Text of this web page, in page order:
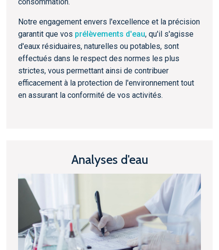
Notre engagement envers l'excellence et la précision
garantit que vos prélèvements d'eau, qu'il s'agisse
d'eaux résiduaires, naturelles ou potables, sont
effectués dans le respect des normes les plus
strictes, vous permettant ainsi de contribuer
efficacement à la protection de l'environnement tout
en assurant la conformité de vos activités.
Analyses d'eau